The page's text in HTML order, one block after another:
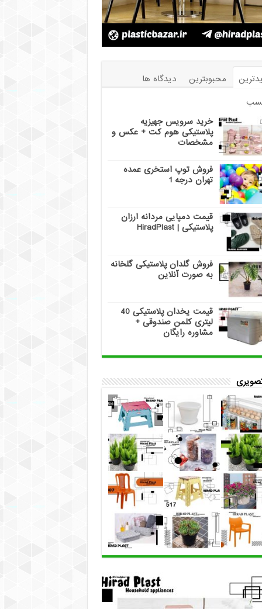
محبوبترین
دیدگاه ها
خرید سرویس جهیزیه
پلاستیکی هوم کت + عکس و
مشخصات
فروش توپ استخری عمده
تهران درجه 1
قیمت دمپایی مردانه ارزان
پلاستیکی | HiradPlast
فروش گلدان پلاستیکی گلخانه
به صورت آنلاین
قیمت یخدان پلاستیکی 40
لیتری کلمن صندوقی +
مشاوره رایگان